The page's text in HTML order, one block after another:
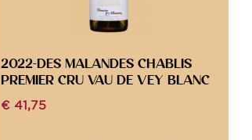
2022-DES MALANDES CHABLIS
PREMIER CRU VAU DE VEY BLANC
€ 41,75